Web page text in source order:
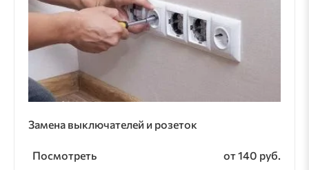
Замена выключателей и розеток
Посмотреть от 140 руб.